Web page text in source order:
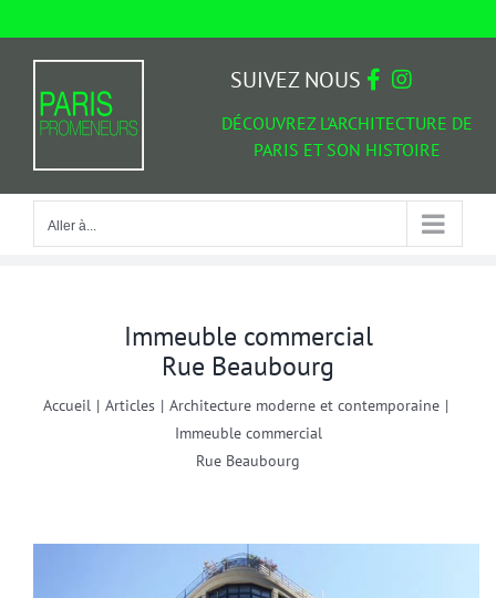
Aller à...
DÉCOUVREZ L'ARCHITECTURE DE
PARIS ET SON HISTOIRE
SUIVEZ NOUS
Aller à...
Immeuble commercial
Rue Beaubourg
Accueil | Articles | Architecture moderne et contemporaine |
Immeuble commercial
Rue Beaubourg